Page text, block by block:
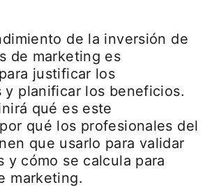
de la inversión de
de marketing es
justificar los
y planificar los beneficios.
qué es este
qué los profesionales del
que usarlo para validar
y cómo se calcula para
marketing.